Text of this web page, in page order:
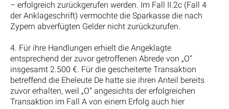
– erfolgreich zurückgerufen werden. Im Fall II.2c (Fall 4
der Anklageschrift) vermochte die Sparkasse die nach
Zypern abverfügten Gelder nicht zurückzurufen.
4. Für ihre Handlungen erhielt die Angeklagte
entsprechend der zuvor getroffenen Abrede von „O“
insgesamt 2.500 €. Für die gescheiterte Transaktion
betreffend die Eheleute De hatte sie ihren Anteil bereits
zuvor erhalten, weil „O“ angesichts der erfolgreichen
Transaktion im Fall A von einem Erfolg auch hier